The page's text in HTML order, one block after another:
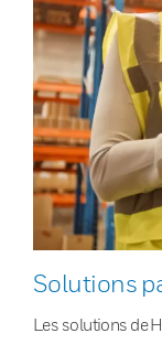
Solutions
Les solutions de